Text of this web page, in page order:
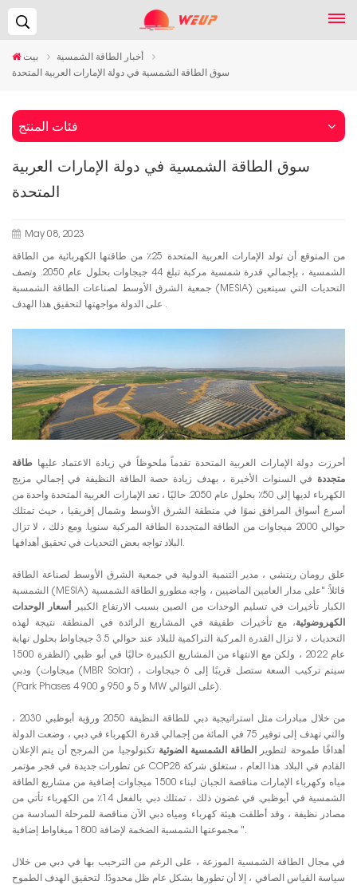
بيت
أخبار الطاقة الشمسية
سوق الطاقة الشمسية في دولة الإمارات العربية المتحدة
فئات المنتج
سوق الطاقة الشمسية في دولة الإمارات العربية
المتحدة
May 08, 2023
من المتوقع أن تولد الإمارات العربية المتحدة 25٪ من طاقتها الكهربائية من الطاقة
الشمسية ، بإجمالي قدرة شمسية مركبة تبلغ 44 جيجاوات بحلول عام 2050. وتصف
جمعية الشرق الأوسط لصناعات الطاقة الشمسية (MESIA) التحديات التي سيتعين
على الدولة مواجهتها لتحقيق هذا الهدف .
أحرزت دولة الإمارات العربية المتحدة تقدماً ملحوظاً في زيادة الاعتماد عليها طاقة
متجددة في السنوات الأخيرة ، بهدف زيادة حصة الطاقة النظيفة في إجمالي مزيج
الكهرباء لديها إلى 50٪ بحلول عام 2050. حاليًا ، تعد الإمارات العربية المتحدة واحدة من
أسرع أسواق المرافق نموًا في منطقة الشرق الأوسط وشمال إفريقيا ، حيث تمتلك
حوالي 2000 ميجاوات من الطاقة المتجددة الطاقة المركبة سنويا. ومع ذلك ، لا تزال
البلاد تواجه بعض التحديات في تحقيق أهدافها.
علق رومان ريتشي ، مدير التنمية الدولية في جمعية الشرق الأوسط لصناعة الطاقة
الشمسية (MESIA) قائلاً: "على مدار العامين الماضيين ، واجه مطورو الطاقة الشمسية
الكبار تأخيرات في تسليم الوحدات من الصين بسبب الارتفاع الكبير
أسعار الوحدات
الكهروضوئية، مع تأخيرات طفيفة في المشاريع الرائدة في المنطقة. نتيجة لهذه
التحديات ، لا تزال القدرة المركبة التراكمية للبلاد عند حوالي 3.5 جيجاواط بحلول نهاية
عام 2022 ، ولكن مع الانتهاء من المشاريع الكبيرة حاليًا في أبو ظبي (الظفرة 1500
ميجاوات) ودبي (MBR Solar) ، سيتم تركيب السعة ستصل قريبًا إلى 6 جيجاوات
(Park Phases 4 و 5 و 950 و 900 MW على التوالي).
من خلال مبادرات مثل استراتيجية دبي للطاقة النظيفة 2050 ورؤية أبوظبي 2030 ،
والتي تهدف إلى توفير 75 في المائة من إجمالي قدرة الكهرباء في دبي ، وضعت الدولة
أهدافًا طموحة لتطوير
الطاقة الشمسية الضوئية تكنولوجيا. من المرجح أن يتم الإعلان
عن تطورات جديدة في فجر مؤتمر COP28 القادم في البلاد. هذا العام ، ستغلق شركة
مياه وكهرباء الإمارات مناقصة الجبان لبناء 1500 ميجاوات إضافية من مشاريع الطاقة
الشمسية في أبوظبي. في غضون ذلك ، تمتلك دبي بالفعل 14٪ من الكهرباء تأتي من
مصادر نظيفة ، وقد أطلقت هيئة كهرباء ومياه دبي الآن مناقصة للمرحلة السادسة من
مجموعتها الشمسية الضخمة لإضافة 1800 ميغاواط إضافية ".
في مجال الطاقة الشمسية الموزعة ، على الرغم من الترحيب بها في دبي من خلال
سياسة القياس الصافي ، إلا أن تطورها بشكل عام ظل محدودًا. لتحقيق الهدف الطموح